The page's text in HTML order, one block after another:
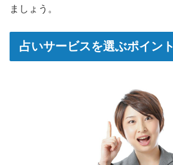
ましょう。
占いサービスを選ぶポイント